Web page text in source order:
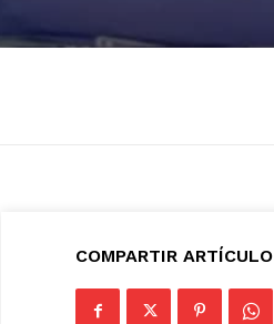
COMPARTIR ARTÍCULO